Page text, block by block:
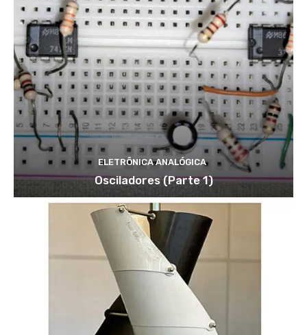
ELETRÔNICA ANALÓGICA
Osciladores (Parte 1)